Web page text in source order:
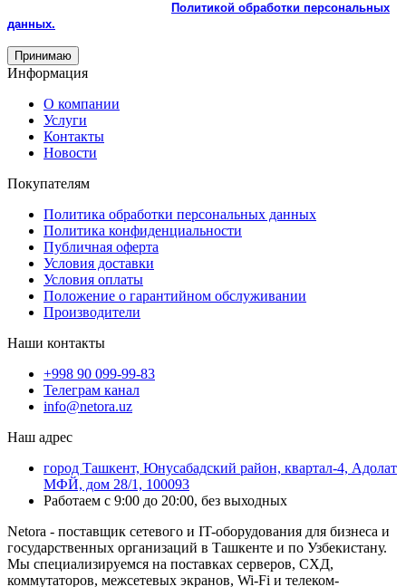
Политикой обработки персональных
данных.
Принимаю
Информация
О компании
Услуги
Контакты
Новости
Покупателям
Политика обработки персональных данных
Политика конфиденциальности
Публичная оферта
Условия доставки
Условия оплаты
Положение о гарантийном обслуживании
Производители
Наши контакты
+998 90 099-99-83
Телеграм канал
info@netora.uz
Наш адрес
город Ташкент, Юнусабадский район, квартал-4, Адолат
МФЙ, дом 28/1, 100093
Работаем с 9:00 до 20:00, без выходных
Netora - поставщик сетевого и IT-оборудования для бизнеса и
государственных организаций в Ташкенте и по Узбекистану.
Мы специализируемся на поставках серверов, СХД,
коммутаторов, межсетевых экранов, Wi-Fi и телеком-